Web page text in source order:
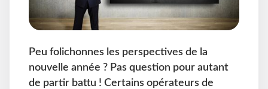
Peu folichonnes les perspectives de la
nouvelle année ? Pas question pour autant
de partir battu ! Certains opérateurs de